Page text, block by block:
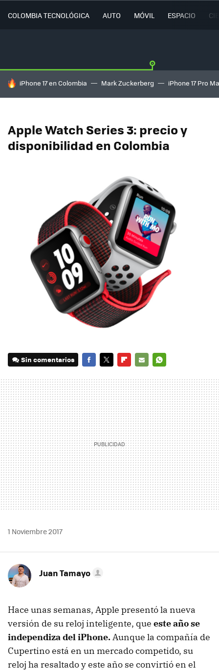
COLOMBIA TECNOLÓGICA AUTO MÓVIL ESPACIO
HOY SE HABLA DE
iPhone 17 en Colombia Mark Zuckerberg iPhone 17 Pro
Apple Watch Series 3: precio y
disponibilidad en Colombia
Sin comentarios
MAIL
1 Noviembre 2017
Juan Tamayo
Hace unas semanas, Apple presentó la nueva
versión de su reloj inteligente, que este año se
independiza del iPhone.Aunque la compañía de
Cupertino está en un mercado competido, su
reloj ha resaltado y este año se convirtió en el